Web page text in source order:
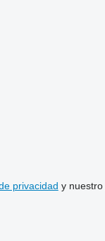
privacidad y nuestro